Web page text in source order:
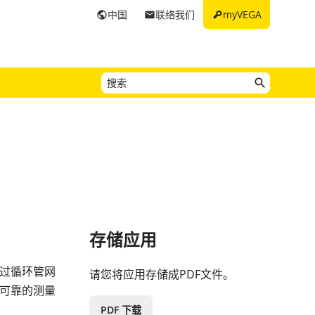
keymyVEGA
email联络我们
public中国
循环管网
靠的测量
存储应用
请您将应用存储成PDF文件。
PDF 下载